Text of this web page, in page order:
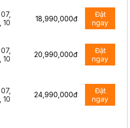
10
18,990,000đ
Đặt
ngay
10
20,990,000đ
Đặt
ngay
10
24,990,000đ
Đặt
ngay